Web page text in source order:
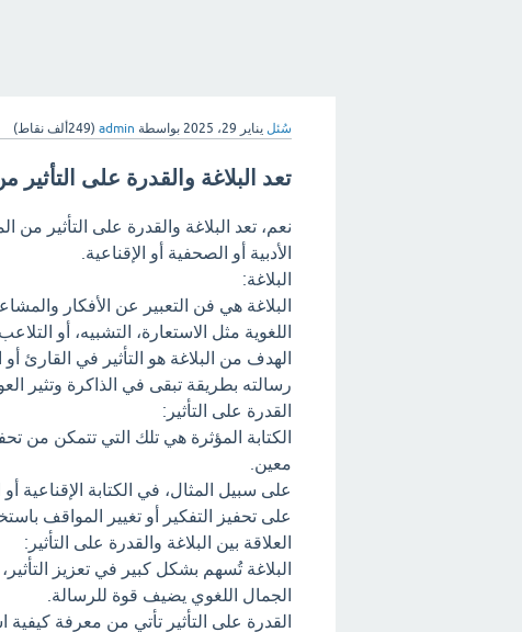
سُئل يناير 29، 2025 بواسطة admin
(249ألف نقاط)
تعد البلاغة والقدرة على
نعم، تعد البلاغة والقدرة على التأثير
الأدبية أو الصحفية أو الإقناعية.
البلاغة:
البلاغة هي فن التعبير عن الأفكار
اللغوية مثل الاستعارة، التشبيه، أو
الهدف من البلاغة هو التأثير في القارئ
رسالته بطريقة تبقى في الذاكرة وتثير
القدرة على التأثير:
الكتابة المؤثرة هي تلك التي تتمكن من
معين.
على سبيل المثال، في الكتابة الإقناعية
على تحفيز التفكير أو تغيير المواقف
العلاقة بين البلاغة والقدرة على التأثير:
البلاغة تُسهم بشكل كبير في تعزيز
الجمال اللغوي يضيف قوة للرسالة.
القدرة على التأثير تأتي من معرفة